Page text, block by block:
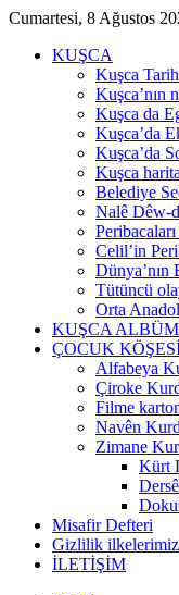
Cumartesi, 8 Ağustos
KUŞCA
Kuşca
Kuşca’nın
Kuşca da
Kuşca’da
Kuşca’da
Kuşca
Belediye
Nalê Dêw-
Celil’in
Dünya’nın
Tütüncü
Orta
KUŞCA ALBÜM
ÇOCUK
Alfabeya
Çiroke
Filme
Navên
Zimane
Kürt
Misafir Defteri
Gizlilik ilkelerimiz
İLETİŞİM